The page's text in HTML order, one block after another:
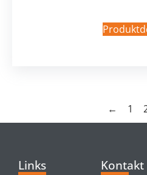
← 1
Links Kontakt